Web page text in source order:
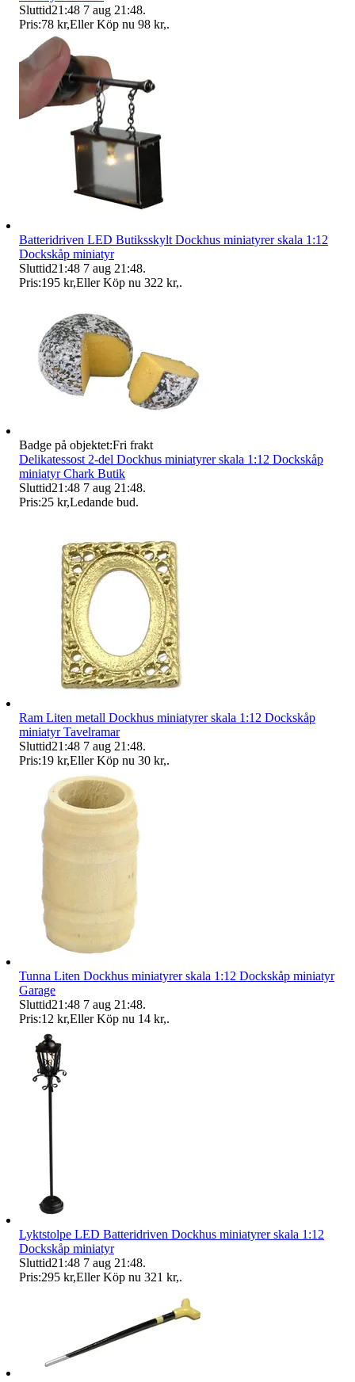
Sluttid21:48 7 aug 21:48.
Pris:78 kr,Eller Köp nu 98 kr,.
Batteridriven LED Butiksskylt Dockhus miniatyrer skala 1:12
Dockskåp miniatyr
Sluttid21:48 7 aug 21:48.
Pris:195 kr,Eller Köp nu 322 kr,.
Badge på objektet:Fri frakt
Delikatessost 2-del Dockhus miniatyrer skala 1:12 Dockskåp
miniatyr Chark Butik
Sluttid21:48 7 aug 21:48.
Pris:25 kr,Ledande bud.
Ram Liten metall Dockhus miniatyrer skala 1:12 Dockskåp
miniatyr Tavelramar
Sluttid21:48 7 aug 21:48.
Pris:19 kr,Eller Köp nu 30 kr,.
Tunna Liten Dockhus miniatyrer skala 1:12 Dockskåp miniatyr
Garage
Sluttid21:48 7 aug 21:48.
Pris:12 kr,Eller Köp nu 14 kr,.
Lyktstolpe LED Batteridriven Dockhus miniatyrer skala 1:12
Dockskåp miniatyr
Sluttid21:48 7 aug 21:48.
Pris:295 kr,Eller Köp nu 321 kr,.